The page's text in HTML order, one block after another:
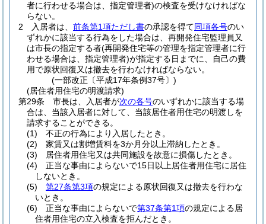
者に行わせる場合は、指定管理者)の検査を受けなければな
らない。
2
入居者は、 前条第1項ただし書の承認を得て同項各号のい
ずれかに該当する行為をした場合は、再開発住宅監理員又
は市長の指定する者(再開発住宅等の管理を指定管理者に行
わせる場合は、指定管理者)が指定する日までに、自己の費
用で原状回復又は撤去を行わなければならない。
(一部改正〔平成17年条例37号〕)
(居住者用住宅の明渡請求)
第29条
市長は、入居者が次の各号のいずれかに該当する場
合は、当該入居者に対して、当該居住者用住宅の明渡しを
請求することができる。
(1)
不正の行為により入居したとき。
(2)
家賃又は割増賃料を3か月分以上滞納したとき。
(3)
居住者用住宅又は共同施設を故意に損傷したとき。
(4)
正当な事由によらないで15日以上居住者用住宅に居住
しないとき。
(5)
第27条第3項の規定による原状回復又は撤去を行わな
いとき。
(6)
正当な事由によらないで第37条第1項の規定による居
住者用住宅の立入検査を拒んだとき。